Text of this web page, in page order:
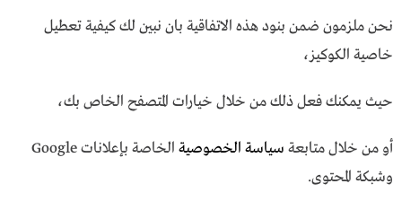
نحن ملزمون ضمن بنود هذه الاتفاقية بان نبين لك كيفية تعطيل
خاصية الكوكيز،
حيث يمكنك فعل ذلك من خلال خيارات المتصفح الخاص بك،
أو من خلال متابعة سياسة الخصوصية
الخاصة بإعلانات Google
وشبكة المحتوى.